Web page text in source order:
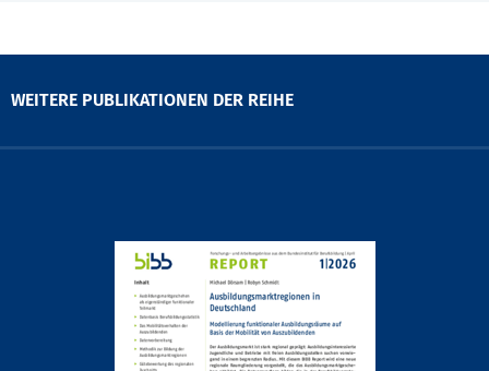
WEITERE PUBLIKATIONEN DER REIHE